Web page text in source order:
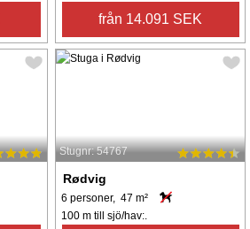
från 14.091 SEK
Stugnr: 54767
Rødvig
6 personer, 47 m²
100 m till sjö/hav:.